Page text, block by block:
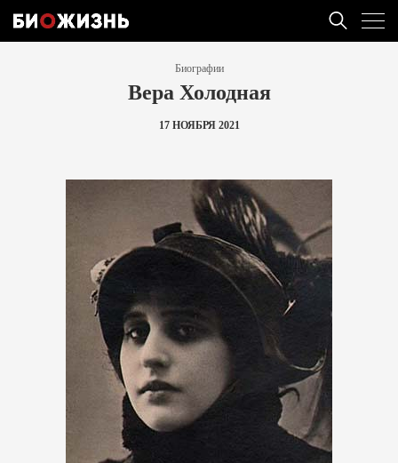
Биографии
Вера Холодная
17 НОЯБРЯ 2021